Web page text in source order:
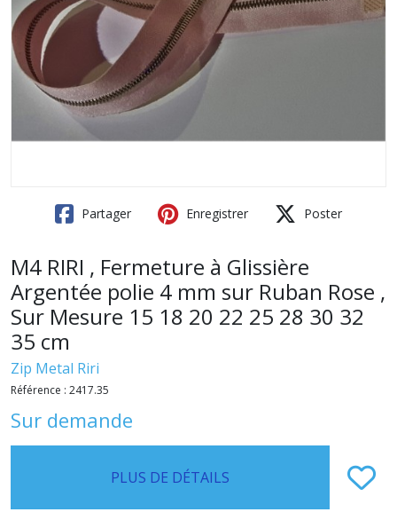
Partager Enregistrer Poster
M4 RIRI , Fermeture à Glissière
Argentée polie 4 mm sur Ruban Rose ,
Sur Mesure 15 18 20 22 25 28 30 32
35 cm
Zip Metal Riri
Référence : 2417.35
Sur demande
PLUS DE DÉTAILS